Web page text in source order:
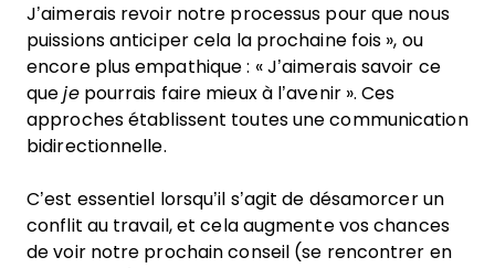
J’aimerais revoir notre processus pour que nous
puissions anticiper cela la prochaine fois », ou
encore plus empathique : « J’aimerais savoir ce
quejepourrais faire mieux à l’avenir ». Ces
approches établissent toutes une communication
bidirectionnelle.
C’est essentiel lorsqu’il s’agit de désamorcer un
conflit au travail, et cela augmente vos chances
de voir notre prochain conseil (se rencontrer en